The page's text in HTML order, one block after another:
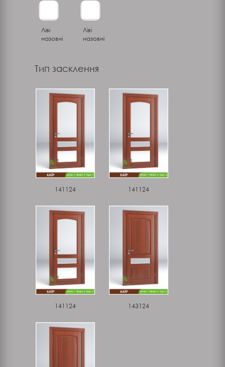
Ліві
назовні
Ліві
назовні
Тип засклення
141124 141124
141124 143124